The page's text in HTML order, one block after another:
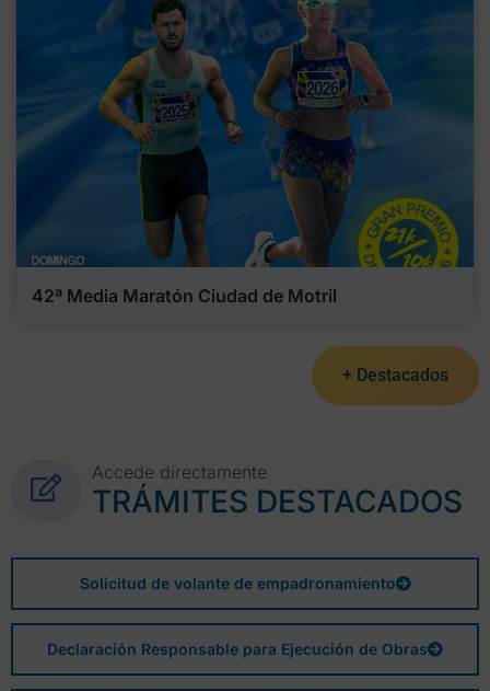
42ª Media Maratón Ciudad de Motril
+ Destacados
Accede directamente
TRÁMITES DESTACADOS
Solicitud de volante de empadronamiento
Declaración Responsable para Ejecución de Obras